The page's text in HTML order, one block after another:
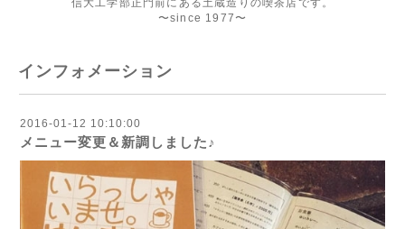
信大工学部正門前にある土蔵造りの喫茶店です。
〜since 1977〜
インフォメーション
2016-01-12 10:10:00
メニュー変更＆新調しました♪